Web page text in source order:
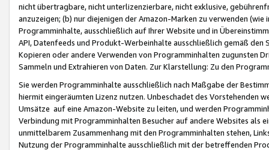
nicht übertragbare, nicht unterlizenzierbare, nicht exklusive,
anzuzeigen; (b) nur diejenigen der Amazon-Marken zu verwenden
Programminhalte, ausschließlich auf Ihrer Website und in
API, Datenfeeds und Produkt-Werbeinhalte ausschließlich gemäß
Kopieren oder andere Verwenden von Programminhalten zugunsten
Sammeln und Extrahieren von Daten. Zur Klarstellung: Zu den
Sie werden Programminhalte ausschließlich nach Maßgabe der
hiermit eingeräumten Lizenz nutzen. Unbeschadet des Vorstehenden
Umsätze auf eine Amazon-Website zu leiten, und werden
Verbindung mit Programminhalten Besucher auf andere Websites als
unmittelbarem Zusammenhang mit den Programminhalten stehen,
Nutzung der Programminhalte ausschließlich mit der betreffenden